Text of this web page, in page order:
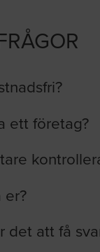
ett företag?
er?
det att få